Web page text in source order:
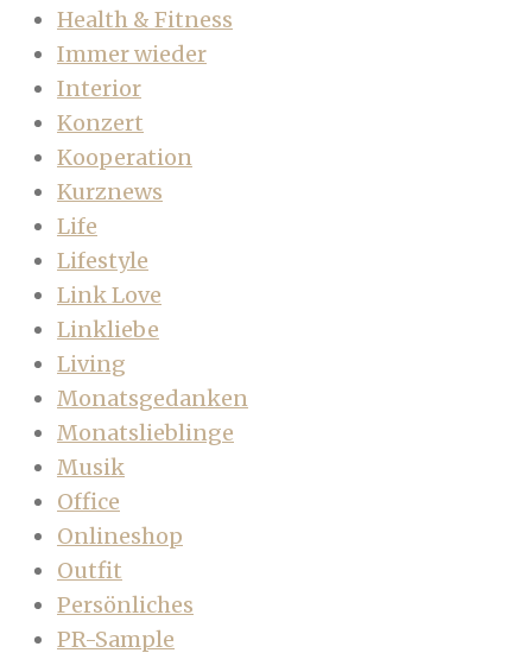
Health & Fitness
Immer wieder
Interior
Konzert
Kooperation
Kurznews
Life
Lifestyle
Link Love
Linkliebe
Living
Monatsgedanken
Monatslieblinge
Musik
Office
Onlineshop
Outfit
Persönliches
PR-Sample